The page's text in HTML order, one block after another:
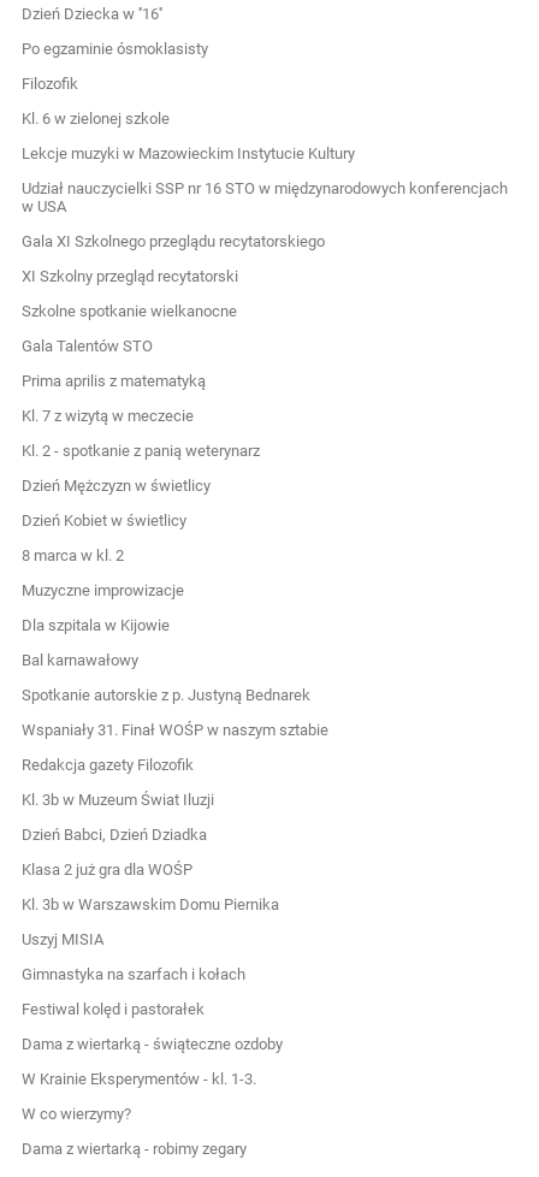
Dzień Dziecka w ''16''
Po egzaminie ósmoklasisty
Filozofik
Kl. 6 w zielonej szkole
Lekcje muzyki w Mazowieckim Instytucie Kultury
Udział nauczycielki SSP nr 16 STO w międzynarodowych konferencjach
w USA
Gala XI Szkolnego przeglądu recytatorskiego
XI Szkolny przegląd recytatorski
Szkolne spotkanie wielkanocne
Gala Talentów STO
Prima aprilis z matematyką
Kl. 7 z wizytą w meczecie
Kl. 2 - spotkanie z panią weterynarz
Dzień Mężczyzn w świetlicy
Dzień Kobiet w świetlicy
8 marca w kl. 2
Muzyczne improwizacje
Dla szpitala w Kijowie
Bal karnawałowy
Spotkanie autorskie z p. Justyną Bednarek
Wspaniały 31. Finał WOŚP w naszym sztabie
Redakcja gazety Filozofik
Kl. 3b w Muzeum Świat Iluzji
Dzień Babci, Dzień Dziadka
Klasa 2 już gra dla WOŚP
Kl. 3b w Warszawskim Domu Piernika
Uszyj MISIA
Gimnastyka na szarfach i kołach
Festiwal kolęd i pastorałek
Dama z wiertarką - świąteczne ozdoby
W Krainie Eksperymentów - kl. 1-3.
W co wierzymy?
Dama z wiertarką - robimy zegary